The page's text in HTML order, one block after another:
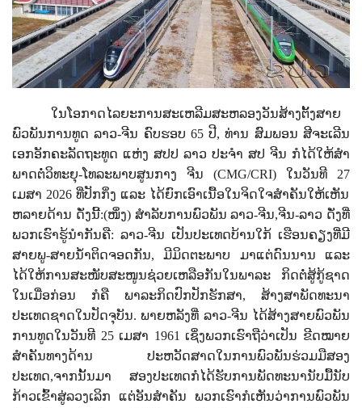
ໃນໂອກາດໄລຍະການສະເຫລີມສະຫລອງວັນສ້າງຕັ້ງສາຍ
ພົວພັນການທູດ ລາວ-ຈີນ ຄົບຮອບ 65ປີ,ທ່ານ ສົມພອນ ສີຈະເລີນ
ເອກອັກຄະລັດຖະທູດ ແຫ່ງ ສປປ ລາວ ປະຈໍາ ສປ ຈີນ ກໍໄດ້ໃຫ້ສໍາ
ພາດຕໍ່ວິທະຍຸ-ໂທລະພາບສູນກາງ ຈີນ (CMG/CRI) ໃນວັນທີ 27
ເມສາ 2026 ທີ່ປັກກິ່ງ ແລະ ໄດ້ຍົກເອົາເນື້ອໃນຈິດໃຈສໍາຄັນໃຫ້ເຫັນ
ຫລາຍດ້ານ ດັ່ງນີ້:(ໜຶ່ງ) ສໍາລັບການພົວພັນ ລາວ-ຈີນ,ຈີນ-ລາວ ດັ່ງທີ່
ພວກເຮົາຮູ້ນໍາກັນຄື: ລາວ-ຈີນ ເປັນປະເທດບ້ານໃກ້ ເຮືອນຄຽງທີ່ມີ
ສາຍພູ-ສາຍນໍ້າຕິດຈອດກັນ,
ມີມິດຕະພາບ ມາແຕ່ດົນນານ ແລະ
ໄດ້ໃຫ້ການສະໜັບສະໜູນຊ່ວຍເຫລືອກັນໃນພາລະ ກິດຕໍ່ສູ້ກູ້ຊາດ
ໃນເມື່ອກ່ອນ ກໍຄື ພາລະກິດປົກປັກຮັກສາ, ສ້າງສາພັດທະນາ
ປະເທດຊາດໃນປັດຈຸບັນ. ພາຍຫລັງທີ່ ລາວ-ຈີນ ໄດ້ສ້າງສາຍພົວພັນ
ການທູດໃນວັນທີ 25ເມສາ 1961 ເຊິ່ງພວກເຮົາຖືວ່າເປັນ ຂີດໝາຍ
ສໍາຄັນທາງດ້ານ ປະຫວັດສາດໃນການພົວພັນຮ່ວມມືສອງ
ປະເທດ,ຈາກນັ້ນມາ ສອງປະເທດກໍໄດ້ຮັບການພັດທະນານັບມື້ນັບ
ກ້າວເຂົ້າສູ່ລວງເລິກ ແຕ່ອັນສໍາຄັນ ພວກເຮົາກໍເຫັນວ່າການພົວພັນ